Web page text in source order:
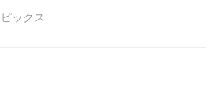
ピックス